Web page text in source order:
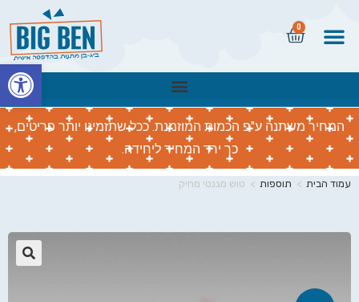
0
המחיר משתנה ע"פ הכמות המוזמנת. ככל שתזמינו יותר פריטים,
כך ירד המחיר ליחידה.
עמוד הבית > תוספות > טוש מגנטי מחיק